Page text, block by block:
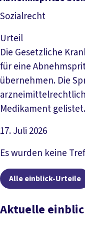
Sozialrecht
Urteil
Die Gesetzliche
für eine
übernehmen. Die
Medikament gelistet.
17. Juli 2026
Artikel lesen
Es wurden keine
Alle einblick-Urteile
Aktuelle